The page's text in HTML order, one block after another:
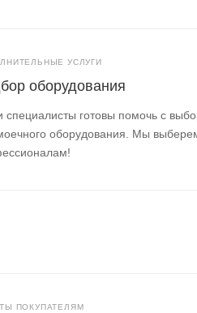
УСЛУГИ
оборудования
специалисты готовы помочь с
оборудования. Мы
ПОКУПАТЕЛЯМ